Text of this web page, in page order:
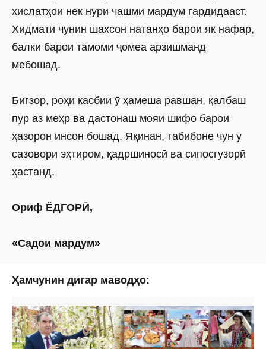
хислатҳои нек нури чашми мардум гардидааст.
Хидмати чунин шахсон натанҳо барои як нафар,
балки барои тамоми ҷомеа арзишманд
мебошад.
Бигзор, роҳи касбии ӯ ҳамеша равшан, қалбаш
пур аз меҳр ва дастонаш мояи шифо барои
ҳазорон инсон бошад. Яқинан, табибоне чун ӯ
сазовори эҳтиром, қадршиносӣ ва сипосгузорӣ
ҳастанд.
Ориф ЁДГОРӢ,
«Садои мардум»
Ҳамчунин дигар маводҳо: